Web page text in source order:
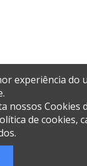
experiência do
nossos Cookies
de cookies,